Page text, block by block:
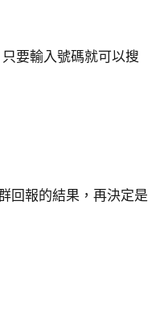
要輸入號碼就可以搜
回報的結果，再決定是